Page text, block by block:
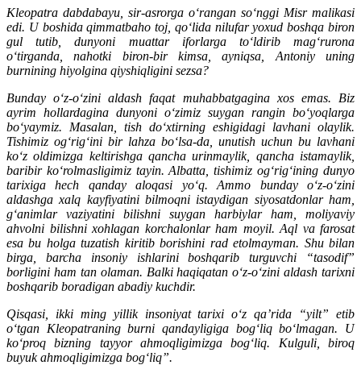
Kleopatra dabdabayu, sir-asrorga o‘rangan so‘nggi Misr malikasi
edi. U boshida qimmatbaho toj, qo‘lida nilufar yoxud boshqa biron
gul tutib, dunyoni muattar iforlarga to‘ldirib mag‘rurona
o‘tirganda, nahotki biron-bir kimsa, ayniqsa, Antoniy uning
burnining hiyolgina qiyshiqligini sezsa?
Bunday o‘z-o‘zini aldash faqat muhabbatgagina xos emas. Biz
ayrim hollardagina dunyoni o‘zimiz suygan rangin bo‘yoqlarga
bo‘yaymiz. Masalan, tish do‘xtirning eshigidagi lavhani olaylik.
Tishimiz og‘rig‘ini bir lahza bo‘lsa-da, unutish uchun bu lavhani
ko‘z oldimizga keltirishga qancha urinmaylik, qancha istamaylik,
baribir ko‘rolmasligimiz tayin. Albatta, tishimiz og‘rig‘ining dunyo
tarixiga hech qanday aloqasi yo‘q. Ammo bunday o‘z-o‘zini
aldashga xalq kayfiyatini bilmoqni istaydigan siyosatdonlar ham,
g‘animlar vaziyatini bilishni suygan harbiylar ham, moliyaviy
ahvolni bilishni xohlagan korchalonlar ham moyil. Aql va farosat
esa bu holga tuzatish kiritib borishini rad etolmayman. Shu bilan
birga, barcha insoniy ishlarini boshqarib turguvchi “tasodif”
borligini ham tan olaman. Balki haqiqatan o‘z-o‘zini aldash tarixni
boshqarib boradigan abadiy kuchdir.
Qisqasi, ikki ming yillik insoniyat tarixi o‘z qa’rida “yilt” etib
o‘tgan Kleopatraning burni qandayligiga bog‘liq bo‘lmagan. U
ko‘proq bizning tayyor ahmoqligimizga bog‘liq. Kulguli, biroq
buyuk ahmoqligimizga bog‘liq”.